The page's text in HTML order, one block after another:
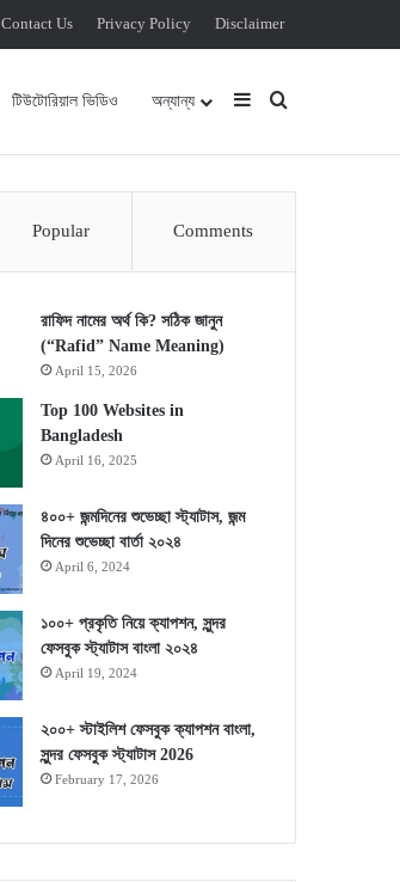
Contact Us Privacy Policy Disclaimer
টিউটোরিয়াল ভিডিও অন্যান্য Sidebar
Popular Comments
রাফিদ নামের অর্থ কি? সঠিক জানুন
(“Rafid” Name Meaning)
April 15, 2026
Top 100 Websites in
Bangladesh
April 16, 2025
৪০০+ জন্মদিনের শুভেচ্ছা স্ট্যাটাস, জন্ম
দিনের শুভেচ্ছা বার্তা ২০২৪
April 6, 2024
১০০+ প্রকৃতি নিয়ে ক্যাপশন, সুন্দর
ফেসবুক স্ট্যাটাস বাংলা ২০২৪
April 19, 2024
২০০+ স্টাইলিশ ফেসবুক ক্যাপশন বাংলা,
সুন্দর ফেসবুক স্ট্যাটাস 2026
February 17, 2026